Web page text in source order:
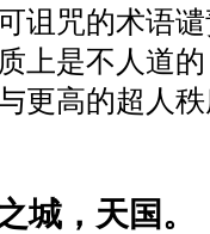
诅咒的术语
上是不人道
更高的超人
城，天国。